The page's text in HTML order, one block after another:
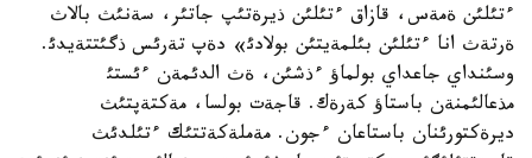
ءتئلئن ةمةس، قازاق ءتئلئن ذيرةتئپ جاتئر، سةنئث بالاث
ةرتةث انا ءتئلئن بئلمةيتئن بولادئ» دةپ تةرئس ذگئتتةيدئ.
وسئنداي جاعداي بولماؤ ءذشئن، ةث الدئمةن ءئستئ
مذعالئمنةن باستاؤ كةرةك. قاجةت بولسا، مةكتةپتئث
ديرةكتورئنان باستاعان ءجون. مةملةكةتتئك ءتئلدئث